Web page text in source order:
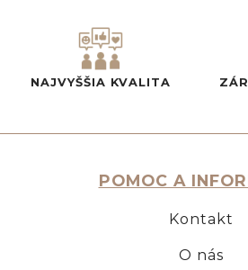
NAJVYŠŠIA KVALITA
POMOC A
Kontakt
O nás